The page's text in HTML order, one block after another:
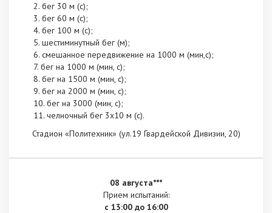
бег 30 м (с);
бег 60 м (с);
бег 100 м (с);
шестиминутный бег (м);
смешанное передвижение на 1000 м (мин,с);
бег на 1000 м (мин, с);
бег на 1500 м (мин, с);
бег на 2000 м (мин, с);
бег на 3000 (мин, с);
челночный бег 3х10 м (с).
Стадион «Политехник» (ул.19 Гвардейской Дивизии, 20)
08 августа***
Прием испытаний:
с 13:00 до 16:00